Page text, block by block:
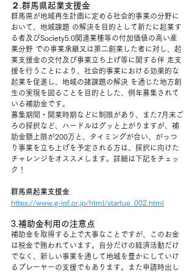
２.群馬県起業支援金
群馬県が地域再生計画に定める社会的事業の分野に
おいて、地域課題 の解決を目的として新たに起業す
る者及びSociety5.0関連業種等の付加価値の高い産
業分野 での事業承継又は第二創業した者に対し、起
業支援金の交付及び事業立ち上げ等に関する伴 走支
援を行うことにより、社会的事業における効果的な
起業を促進し、地域の諸課題の解決 を通じた地方創
生の実現を図ることを目的とした、例年募集されて
いる補助金です。
募集期間・開業時期などに制限があり、また7月末ご
ろの採択など、ハードルはグッと上がりますが、補
助金額上限が200万と、タイミングが合い、がっつ
り事業を立ち上げを予定される方は、採択に向けた
チャレンジをオススメします。詳細は下記をチェッ
ク！
群馬県起業支援金
https://www.g-inf.or.jp/html/startup_002.html
3.補助金利用の注意点
補助金を取得する上で大事なことですが、このお金
は税金で賄われています。自分だけの経済活動だけ
でなく、新しい事業を通して地域を豊かにしていけ
るプレーヤーの支援でもあります。また申請時出し